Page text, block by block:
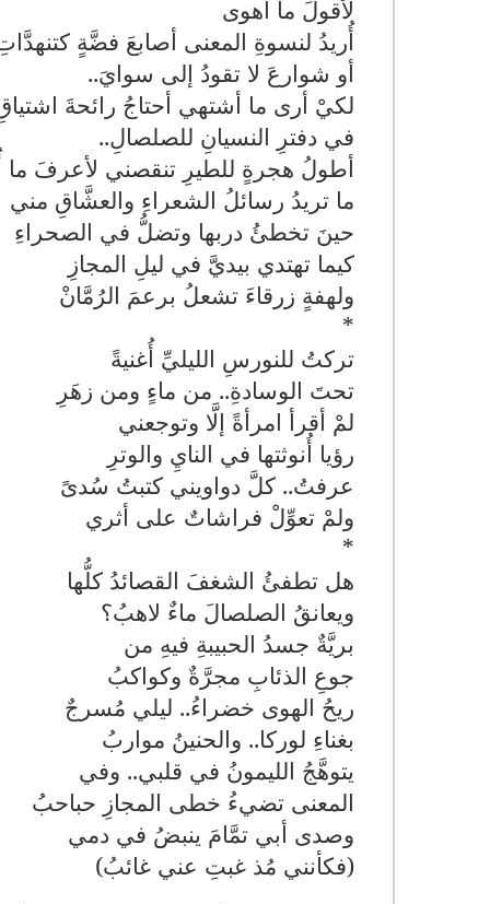
لأقولَ ما أهوى
أُريدُ لنسوةِ المعنى أصابعَ فضَّةٍ
أو شوارعَ لا تقودُ إلى سوايَ..
لكيْ أرى ما أشتهي أحتاجُ رائحةَ
في دفترِ النسيانِ للصلصالِ..
أطولُ هجرةٍ للطيرِ تنقصني لأعرفَ ما
ما تريدُ رسائلُ الشعراءِ والعشَّاقِ مني
حينَ تخطئُ دربها وتضلُّ في الصحراءِ
كيما تهتدي بيديَّ في ليلِ المجازِ
ولهفةٍ زرقاءَ تشعلُ برعمَ الرُمَّانْ
*
تركتُ للنورسِ الليليِّ أُغنيةً
تحتَ الوسادةِ.. من ماءٍ ومن زهَرِ
لمْ أقرأ امرأةً إلَّا وتوجعني
رؤيا أُنوثتها في النايِ والوترِ
عرفتُ.. كلَّ دواويني كتبتُ سُدىً
ولمْ تعوِّلْ فراشاتٌ على أثري
*
هل تطفئُ الشغفَ القصائدُ كلُّها
ويعانقُ الصلصالَ ماءٌ لاهبُ؟
بريَّةٌ جسدُ الحبيبةِ فيهِ من
جوعِ الذئابِ مجرَّةٌ وكواكبُ
ريحُ الهوى خضراءُ.. ليلي مُسرجٌ
بغناءِ لوركا.. والحنينُ مواربُ
يتوهَّجُ الليمونُ في قلبي.. وفي
المعنى تضيءُ خطى المجازِ حباحبُ
وصدى أبي تمَّامَ ينبضُ في دمي
)فكأنني مُذ غبتِ عني غائبُ)